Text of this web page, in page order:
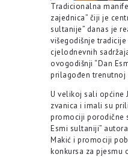
Tradicionalna
zajednica” čiji je
sultanije” danas je
višegodišnje
cjelodnevnih
ovogodišnji “Dan
prilagođen
U velikoj sali općine
zvanica i imali su
promociji porodične
Esmi sultaniji”
Makić i promociji
konkursa za pjesmu